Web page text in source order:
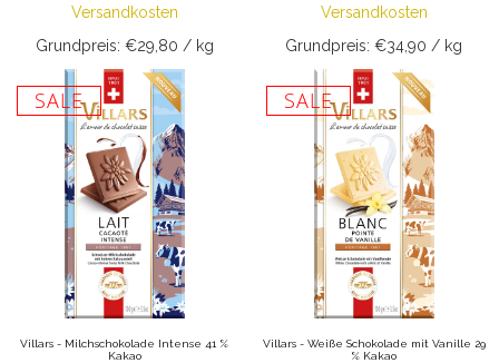
Versandkosten
Grundpreis: €29,80 / kg
Versandkosten
Grundpreis: €34,90 / kg
SALE
Villars - Milchschokolade Intense 41 %
Kakao
SALE
Villars - Weiße Schokolade mit Vanille 29
% Kakao